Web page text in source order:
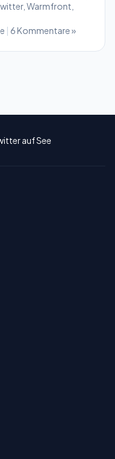
, Warmfront
| 6 Kommentare »
auf See